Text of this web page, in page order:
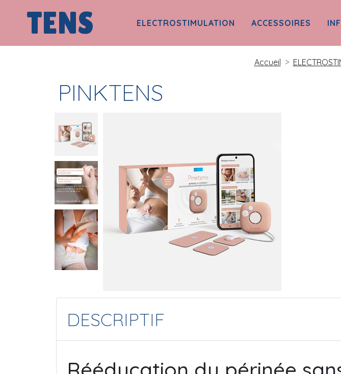
TENS ELECTROSTIMULATION ACCESSOIRES
Accueil
PINKTENS
DESCRIPTIF